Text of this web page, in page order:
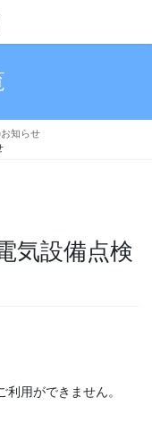
知らせ
用ができません。